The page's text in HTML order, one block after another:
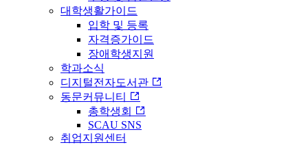
대학생활가이드
입학 및 등록
자격증가이드
장애학생지원
학과소식
디지털전자도서관
동문커뮤니티
총학생회
SCAU SNS
취업지원센터